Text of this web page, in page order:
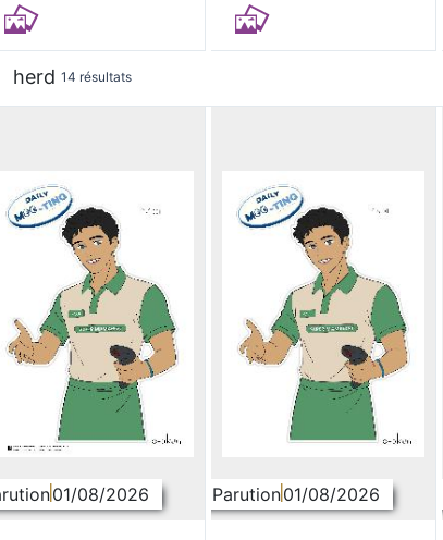
herd 14 résultats
01/08/2026 Parution01/08/2026